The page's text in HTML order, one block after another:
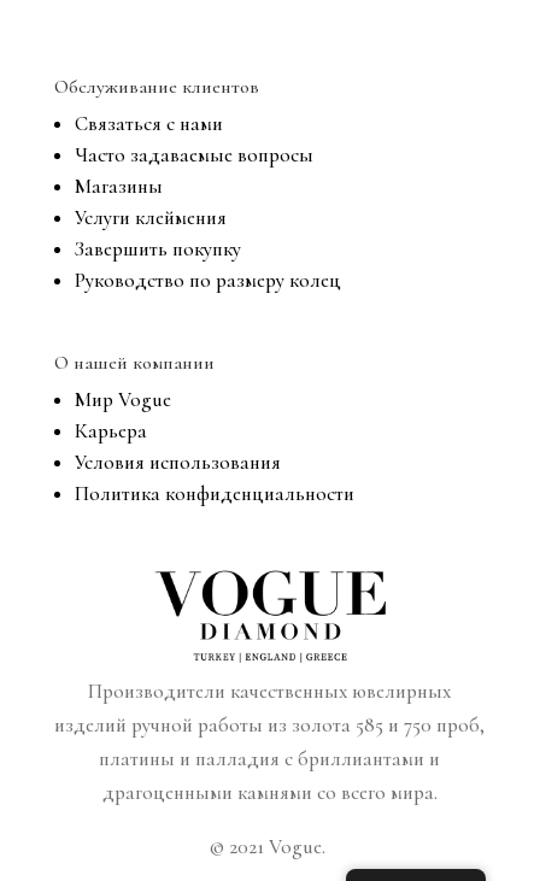
Обслуживание клиентов
Связаться с нами
Часто задаваемые вопросы
Магазины
Услуги клеймения
Завершить покупку
Руководство по размеру колец
О нашей компании
Мир Vogue
Карьера
Условия использования
Политика конфиденциальности
Производители качественных ювелирных
изделий ручной работы из золота 585 и 750 проб,
платины и палладия с бриллиантами и
драгоценными камнями со всего мира.
© 2021 Vogue.